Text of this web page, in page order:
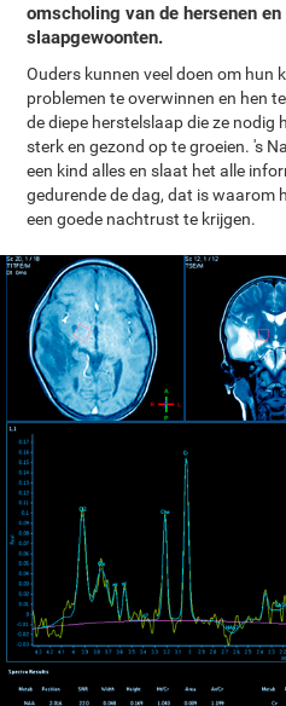
omscholing van de hersenen
slaapgewoonten.
Ouders kunnen veel doen om hun
problemen te overwinnen en hen
de diepe herstelslaap die ze nodig
sterk en gezond op te groeien. 's
een kind alles en slaat het alle
gedurende de dag, dat is waarom
een goede nachtrust te krijgen.